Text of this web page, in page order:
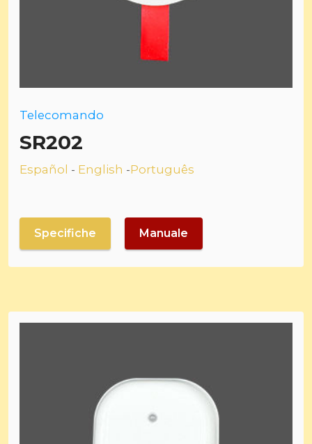
Telecomando
SR202
Español - English -Português
Specifiche Manuale